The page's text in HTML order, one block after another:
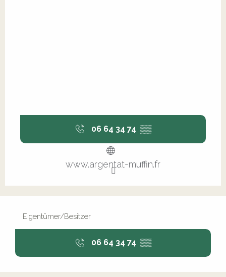
06 64 34 74 ▒▒
www.argentat-muffin.fr
Eigentümer/Besitzer
06 64 34 74 ▒▒